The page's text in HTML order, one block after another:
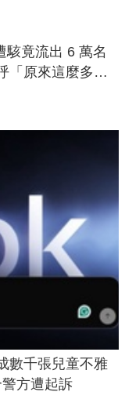
駭竟流出 6 萬名
「原來這麼多人
數千張兒童不雅
方遭起訴